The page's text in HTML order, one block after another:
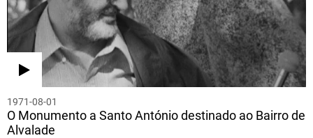
1971-08-01
O Monumento a Santo António destinado ao Bairro de
Alvalade